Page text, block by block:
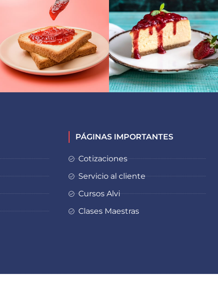
PÁGINAS IMPORTANTES
Cotizaciones
Servicio al cliente
Cursos Alvi
Clases Maestras